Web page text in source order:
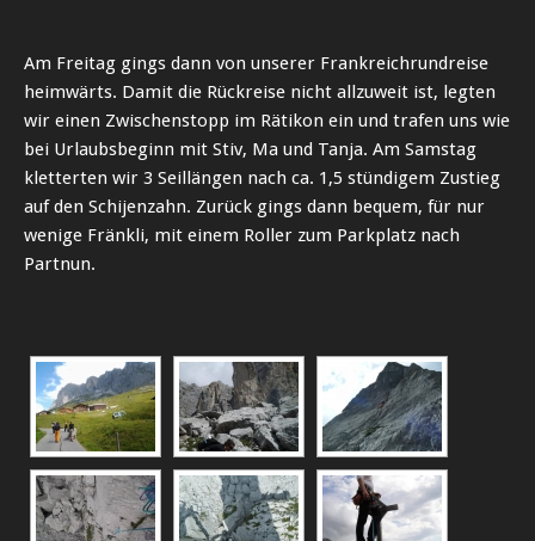
Am Freitag gings dann von unserer Frankreichrundreise
heimwärts. Damit die Rückreise nicht allzuweit ist, legten
wir einen Zwischenstopp im Rätikon ein und trafen uns wie
bei Urlaubsbeginn mit Stiv, Ma und Tanja. Am Samstag
kletterten wir 3 Seillängen nach ca. 1,5 stündigem Zustieg
auf den Schijenzahn. Zurück gings dann bequem, für nur
wenige Fränkli, mit einem Roller zum Parkplatz nach
Partnun.